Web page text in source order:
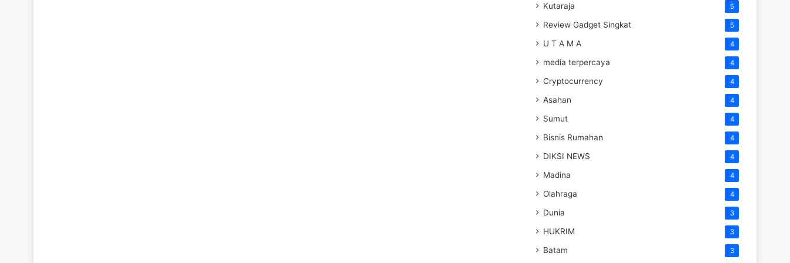
Kutaraja 5
Review Gadget Singkat 5
U T A M A 4
media terpercaya 4
Cryptocurrency 4
Asahan 4
Sumut 4
Bisnis Rumahan 4
DIKSI NEWS 4
Madina 4
Olahraga 4
Dunia 3
HUKRIM 3
Batam 3